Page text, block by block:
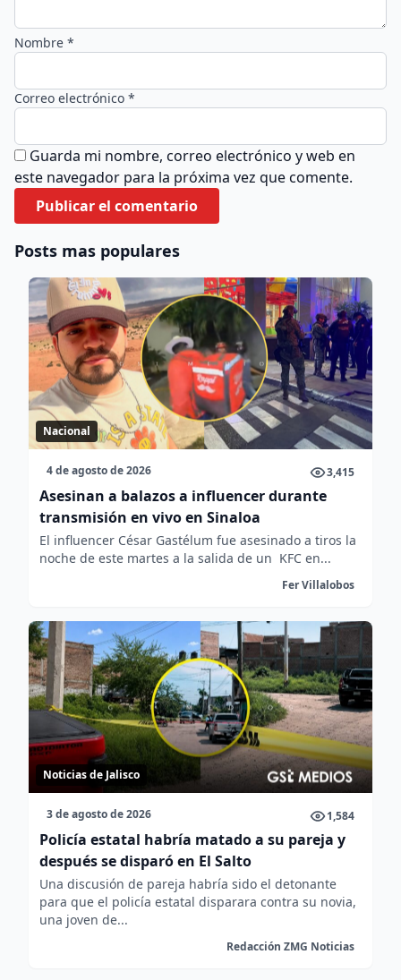
Nombre *
Correo electrónico *
Guarda mi nombre, correo electrónico y web en
este navegador para la próxima vez que comente.
Posts mas populares
Nacional
4 de agosto de 2026 3,415
Asesinan a balazos a influencer durante
transmisión en vivo en Sinaloa
El influencer César Gastélum fue asesinado a tiros la
noche de este martes a la salida de un KFC en...
Fer Villalobos
Noticias de Jalisco
3 de agosto de 2026 1,584
Policía estatal habría matado a su pareja y
después se disparó en El Salto
Una discusión de pareja habría sido el detonante
para que el policía estatal disparara contra su novia,
una joven de...
Redacción ZMG Noticias